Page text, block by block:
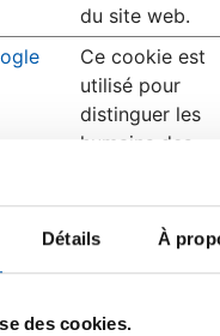
Détails À
des cookies.
du site web.
Ce cookie est
utilisé pour
distinguer les
humains des
bénéfique
site web afin
l'utilisation du